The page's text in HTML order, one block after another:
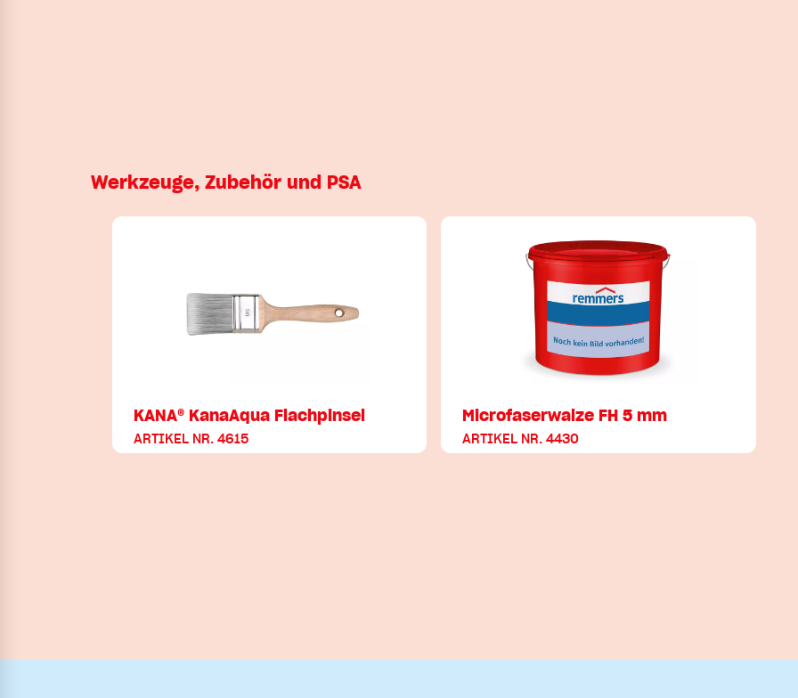
Werkzeuge, Zubehör und PSA
KANA® KanaAqua Flachpinsel
ARTIKEL NR. 4615
Microfaserwalze FH 5 mm
ARTIKEL NR. 4430